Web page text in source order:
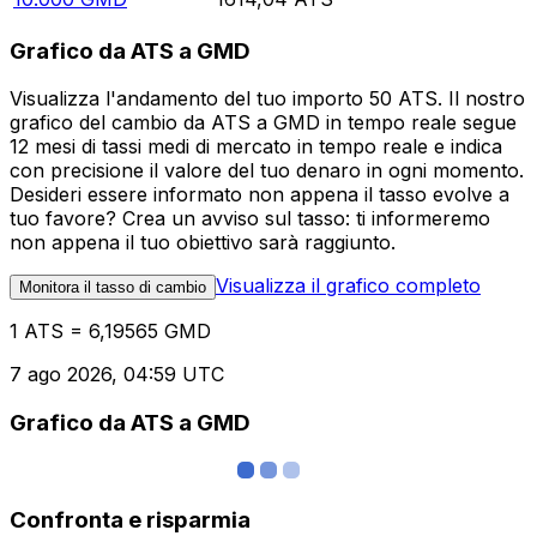
Grafico da ATS a GMD
Visualizza l'andamento del tuo importo 50 ATS. Il nostro
grafico del cambio da ATS a GMD in tempo reale segue
12 mesi di tassi medi di mercato in tempo reale e indica
con precisione il valore del tuo denaro in ogni momento.
Desideri essere informato non appena il tasso evolve a
tuo favore? Crea un avviso sul tasso: ti informeremo
non appena il tuo obiettivo sarà raggiunto.
Monitora il tasso di cambio Visualizza il grafico completo
1 ATS = 6,19565 GMD
7 ago 2026, 04:59 UTC
Grafico da ATS a GMD
Confronta e risparmia